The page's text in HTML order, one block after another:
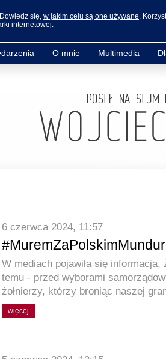
się, w jakim celu są one używane.
internetowej.
O mnie Multimedia
6 czerwca 2024, 11:57
W mediach pojawiła się informacja,
temu - przed wyborami
żołnierzy, którzy broniąc naszej
więcej